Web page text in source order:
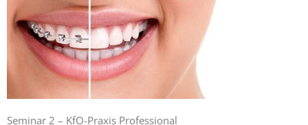
Seminar 2 – KfO-Praxis Professional